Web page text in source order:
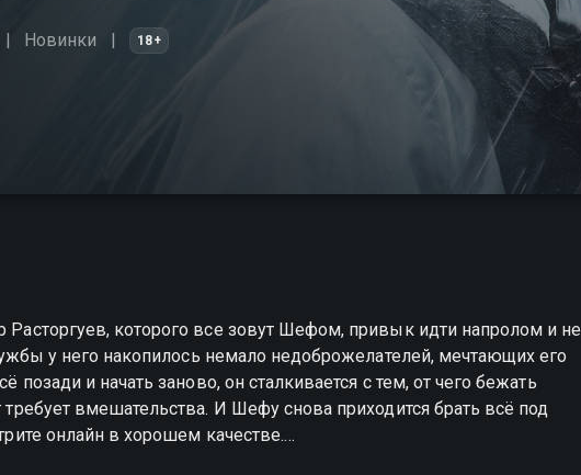
Новинки 18+
которого все зовут Шефом, привык идти напролом и не
у него накопилось немало недоброжелателей, мечтающих его
позади и начать заново, он сталкивается с тем, от чего бежать
вмешательства. И Шефу снова приходится брать всё под
онлайн в хорошем качестве.